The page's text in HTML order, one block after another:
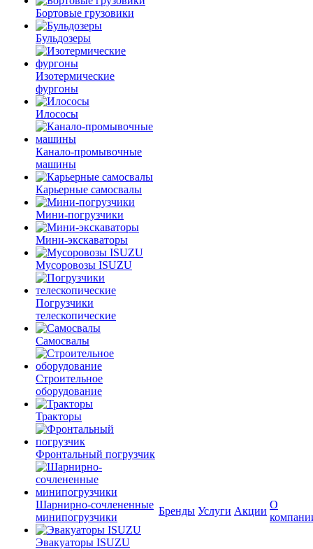
Бортовые грузовики
Бульдозеры
Изотермические
фургоны
Илососы
Канало-промывочные
машины
Карьерные самосвалы
Мини-погрузчики
Мини-экскаваторы
Мусоровозы ISUZU
Погрузчики
телескопические
Самосвалы
Строительное
оборудование
Тракторы
Фронтальный погрузчик
Шарнирно-сочлененные
минипогрузчики
Эвакуаторы ISUZU
Бренды Услуги Акции
О